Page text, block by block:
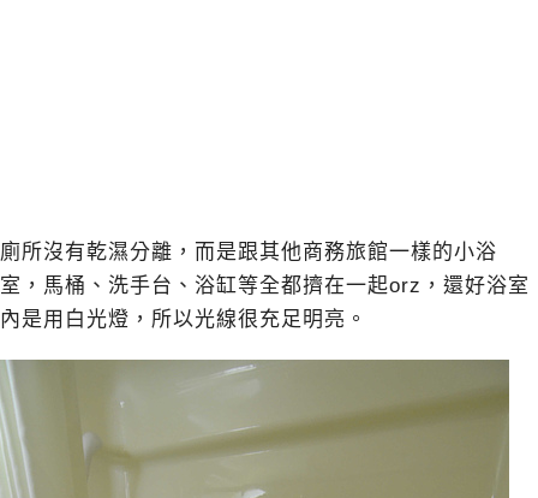
廁所沒有乾濕分離，而是跟其他商務旅館一樣的小浴
室，馬桶、洗手台、浴缸等全都擠在一起orz，還好浴室
內是用白光燈，所以光線很充足明亮。